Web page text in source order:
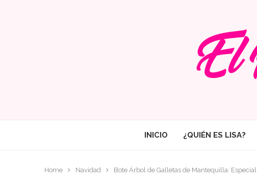
INICIO ¿QUIÉN ES LISA?
Home Navidad Bote Árbol de Galletas de Mantequilla: